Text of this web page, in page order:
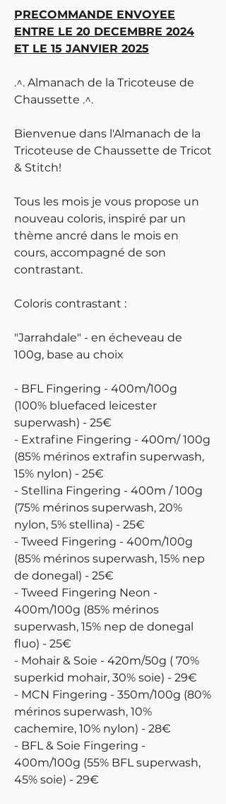
PRECOMMANDE ENVOYEE
ENTRE LE 20 DECEMBRE 2024
ET LE 15 JANVIER 2025
.^. Almanach de la Tricoteuse de
Chaussette .^.
Bienvenue dans l'Almanach de la
Tricoteuse de Chaussette de Tricot
& Stitch!
Tous les mois je vous propose un
nouveau coloris, inspiré par un
thème ancré dans le mois en
cours, accompagné de son
contrastant.
Coloris contrastant :
"Jarrahdale" - en écheveau de
100g, base au choix
- BFL Fingering - 400m/100g
(100% bluefaced leicester
superwash) - 25€
- Extrafine Fingering - 400m/ 100g
(85% mérinos extrafin superwash,
15% nylon) - 25€
- Stellina Fingering - 400m / 100g
(75% mérinos superwash, 20%
nylon, 5% stellina) - 25€
- Tweed Fingering - 400m/100g
(85% mérinos superwash, 15% nep
de donegal) - 25€
- Tweed Fingering Neon -
400m/100g (85% mérinos
superwash, 15% nep de donegal
fluo) - 25€
- Mohair & Soie - 420m/50g ( 70%
superkid mohair, 30% soie) - 29€
- MCN Fingering - 350m/100g (80%
mérinos superwash, 10%
cachemire, 10% nylon) - 28€
- BFL & Soie Fingering -
400m/100g (55% BFL superwash,
45% soie) - 29€